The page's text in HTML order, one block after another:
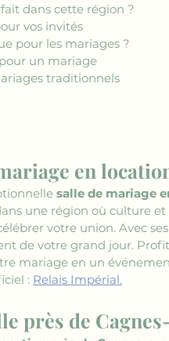
dans cette région ?
vos invités
pour les mariages ?
un mariage
traditionnels
en
salle de mariage
une région où culture
votre union. Avec
de votre grand jour.
mariage en un
: Relais Impérial.
près de